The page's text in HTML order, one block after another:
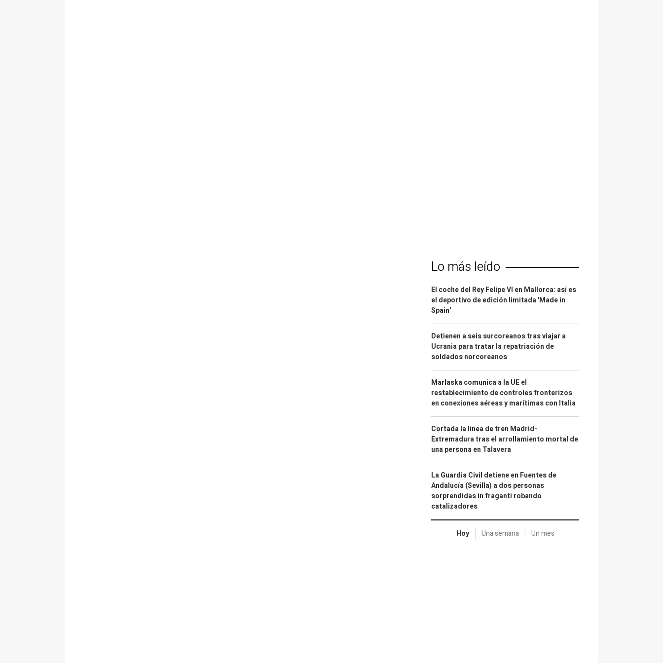
Lo más leído
El coche del Rey Felipe VI en Mallorca: así es
el deportivo de edición limitada 'Made in
Spain'
Detienen a seis surcoreanos tras viajar a
Ucrania para tratar la repatriación de
soldados norcoreanos
Marlaska comunica a la UE el
restablecimiento de controles fronterizos
en conexiones aéreas y marítimas con Italia
Cortada la línea de tren Madrid-
Extremadura tras el arrollamiento mortal de
una persona en Talavera
La Guardia Civil detiene en Fuentes de
Andalucía (Sevilla) a dos personas
sorprendidas in fraganti robando
catalizadores
Hoy Una semana Un mes